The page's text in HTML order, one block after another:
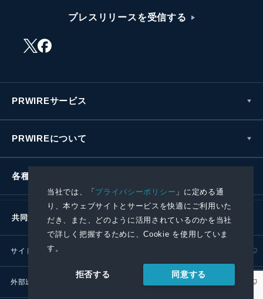
当社では、「プライバシーポリシー 」に定める通
り、本ウェブサイトとサービスを快適にご利用いた
だき、また、どのように活用されているのかを当社
で詳しく把握するために、Cookie を使用していま
す。
拒否する 同意する
プレスリリースを受信する
PRWIREサービス
PRWIREについて
各種お問い合わせ
共同通信社グループ
サイトポリシー
外部送信ポリシー プレスリリース取扱基準